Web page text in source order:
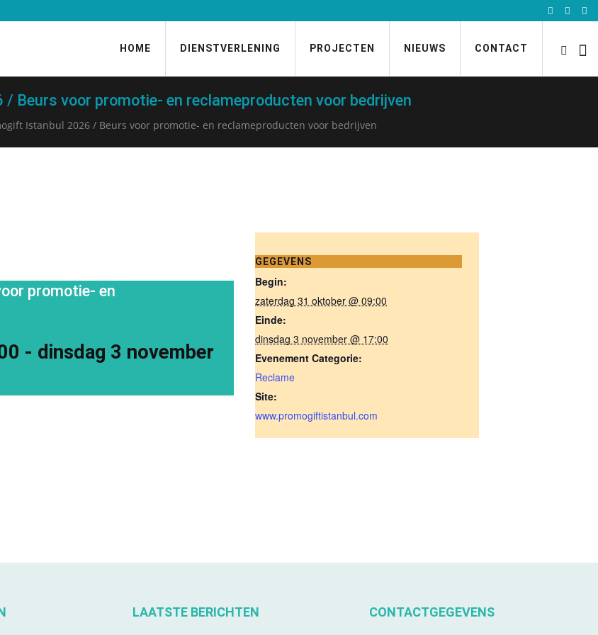
HOME DIENSTVERLENING PROJECTEN NIEUWS CONTACT
Beurs voor promotie- en reclameproducten voor bedrijven
Istanbul 2026 / Beurs voor promotie- en reclameproducten voor bedrijven
promotie- en
- dinsdag 3 november
GEGEVENS
Begin:
zaterdag 31 oktober @ 09:00
Einde:
dinsdag 3 november @ 17:00
Evenement Categorie:
Reclame
Site:
www.promogiftistanbul.com
LAATSTE BERICHTEN CONTACTGEGEVENS